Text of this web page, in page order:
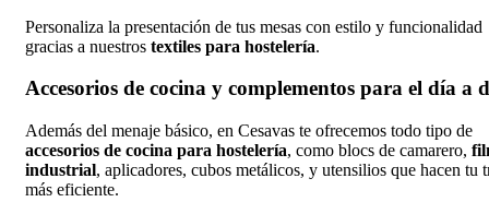
Personaliza la presentación de tus mesas con estilo y funcionalidad
gracias a nuestros textiles para hostelería.
Accesorios de cocina y complementos para el día a
Además del menaje básico, en Cesavas te ofrecemos todo tipo de
accesorios de cocina para hostelería, como blocs de camarero,
industrial, aplicadores, cubos metálicos, y utensilios que hacen tu
más eficiente.